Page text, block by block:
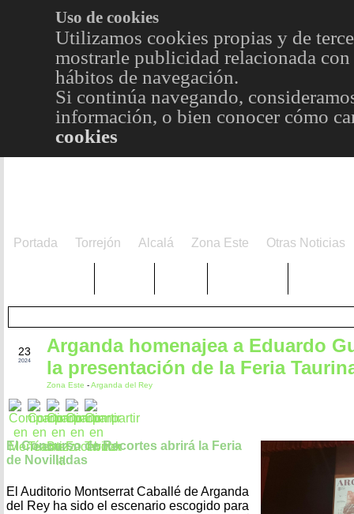
Uso de cookies
Utilizamos cookies propias y de
mostrarle publicidad relacionada
hábitos de navegación.
Si continúa navegando,
información, o bien conocer cómo
cookies
Portada Torrejón Alcalá Zona Este Otras Noticias
23
2024
Arganda homenajea a Eduardo
la presentación de la Feria
Zona Este -Arganda del Rey
El Concurso de Recortes abrirá la Feria
de Novilladas
El Auditorio Montserrat Caballé de Arganda
del Rey ha sido el escenario escogido para